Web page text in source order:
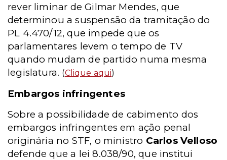
rever liminar de Gilmar Mendes, que
determinou a suspensão da tramitação do
PL 4.470/12, que impede que os
parlamentares levem o tempo de TV
quando mudam de partido numa mesma
legislatura. (Clique aqui)
Embargos infringentes
Sobre a possibilidade de cabimento dos
embargos infringentes em ação penal
originária no STF, o ministro Carlos Velloso
defende que a lei 8.038/90, que institui